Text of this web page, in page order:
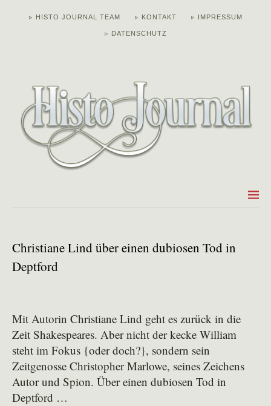
▹ HISTO JOURNAL TEAM ▹ KONTAKT ▹ IMPRESSUM
▹ DATENSCHUTZ
Christiane Lind über einen dubiosen Tod in
Deptford
Mit Autorin Christiane Lind geht es zurück in die
Zeit Shakespeares. Aber nicht der kecke William
steht im Fokus {oder doch?}, sondern sein
Zeitgenosse Christopher Marlowe, seines Zeichens
Autor und Spion. Über einen dubiosen Tod in
Deptford …